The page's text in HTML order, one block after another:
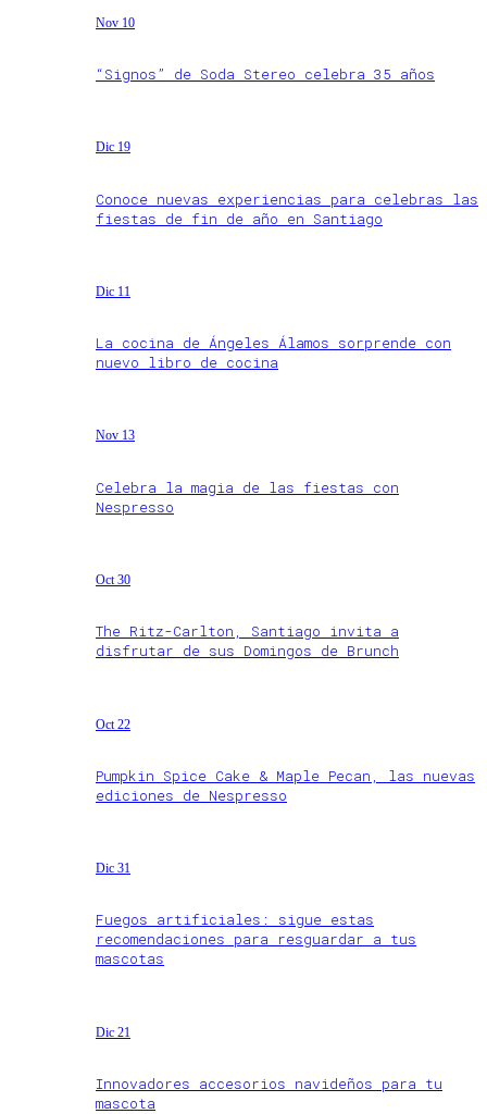
Nov 10
“Signos” de Soda Stereo celebra 35 años
Dic 19
Conoce nuevas experiencias para celebras las
fiestas de fin de año en Santiago
Dic 11
La cocina de Ángeles Álamos sorprende con
nuevo libro de cocina
Nov 13
Celebra la magia de las fiestas con
Nespresso
Oct 30
The Ritz-Carlton, Santiago invita a
disfrutar de sus Domingos de Brunch
Oct 22
Pumpkin Spice Cake & Maple Pecan, las nuevas
ediciones de Nespresso
Dic 31
Fuegos artificiales: sigue estas
recomendaciones para resguardar a tus
mascotas
Dic 21
Innovadores accesorios navideños para tu
mascota